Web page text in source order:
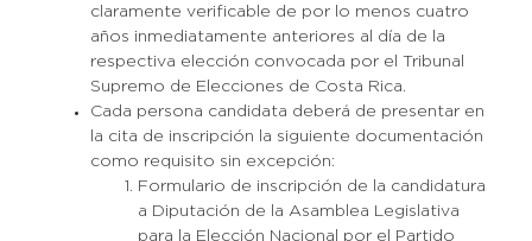
claramente verificable de por lo menos cuatro
años inmediatamente anteriores al día de la
respectiva elección convocada por el Tribunal
Supremo de Elecciones de Costa Rica.
Cada persona candidata deberá de presentar en
la cita de inscripción la siguiente documentación
como requisito sin excepción:
Formulario de inscripción de la candidatura
a Diputación de la Asamblea Legislativa
para la Elección Nacional por el Partido